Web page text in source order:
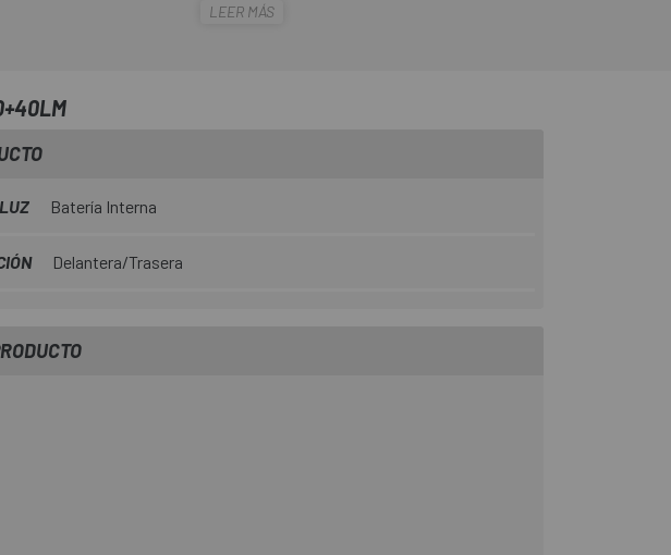
lo que proporcionaría una autonomía máxima de 6-7 horas en el modo
LEER MÁS
Batería Interna
Delantera/Trasera